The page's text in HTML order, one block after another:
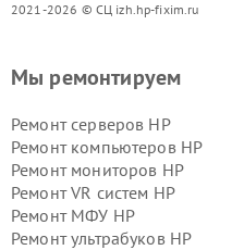
2021-2026 © СЦ izh.hp-fixim.ru
Мы ремонтируем
Ремонт серверов HP
Ремонт компьютеров HP
Ремонт мониторов HP
Ремонт VR систем HP
Ремонт МФУ HP
Ремонт ультрабуков HP